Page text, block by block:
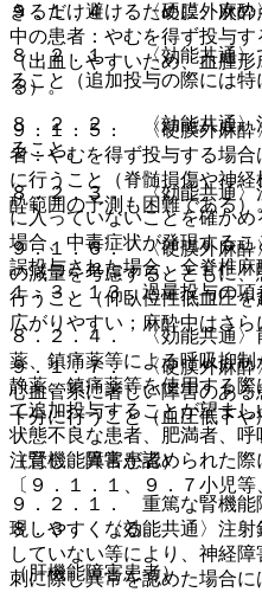
９．１．４． 〈硬膜外麻酔
中の患者：やむを得ず投与
（出血しやすいため、血腫
る）。
９．１．５． 〈硬膜外麻酔
者：やむを得ず投与する場
に行うこと（脊髄損傷や神
酔範囲の予測も困難である）
９．１．６． 〈硬膜外麻酔
の減量を考慮するとともに
行うこと（仰臥位性低血圧
広がりやすい；麻酔中はさ
９．１．７． 〈硬膜外麻酔
心血管系に著しい障害のあ
十分に行うこと（血圧低下
（腎機能障害患者）
９．２．１． 重篤な腎機能
現しやすくなる。
（肝機能障害患者）
きるだけ避けるために、次
８．２．１． 〈効能共通〉
ること（追加投与の際には特
８．２．２． 〈効能共通〉
ること。
８．２．３． 〈効能共通〉
に入っていないことを確か
場合、中毒症状が発現する
誤投与された場合、全脊椎
１．３、１３．過量投与の項
８．２．４． 〈効能共通〉
薬、鎮痛薬等による呼吸抑
静薬、鎮痛薬等を使用する
て追加投与することが望ま
状態不良な患者、肥満者、
注意し、異常が認められた際
〔９．１．１、９．７小児
８．３． 〈効能共通〉注射
していない等により、神経
刺に際し異常を認めた場合に